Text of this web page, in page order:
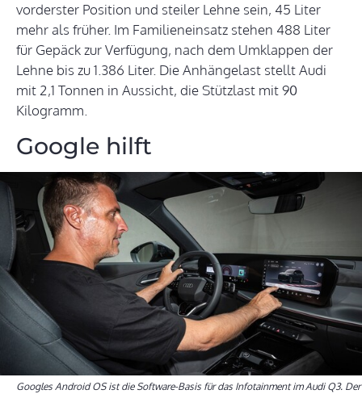
vorderster Position und steiler Lehne sein, 45 Liter
mehr als früher. Im Familieneinsatz stehen 488 Liter
für Gepäck zur Verfügung, nach dem Umklappen der
Lehne bis zu 1.386 Liter. Die Anhängelast stellt Audi
mit 2,1 Tonnen in Aussicht, die Stützlast mit 90
Kilogramm.
Google hilft
Googles Android OS ist die Software-Basis für das Infotainment im Audi Q3. Der